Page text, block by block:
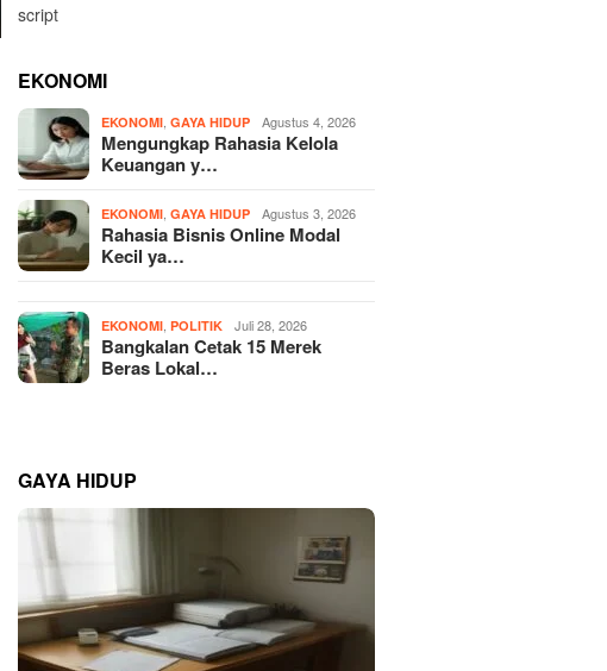
script
EKONOMI
EKONOMI ,GAYA HIDUP Agustus 4, 2026
Mengungkap Rahasia Kelola
Keuangan y…
EKONOMI ,GAYA HIDUP Agustus 3, 2026
Rahasia Bisnis Online Modal
Kecil ya…
EKONOMI ,POLITIK Juli 28, 2026
Bangkalan Cetak 15 Merek
Beras Lokal…
GAYA HIDUP